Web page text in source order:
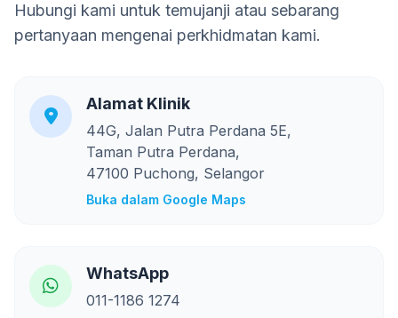
Hubungi kami untuk temujanji atau sebarang
pertanyaan mengenai perkhidmatan kami.
Alamat Klinik
44G, Jalan Putra Perdana 5E,
Taman Putra Perdana,
47100 Puchong, Selangor
Buka dalam Google Maps
WhatsApp
011-1186 1274